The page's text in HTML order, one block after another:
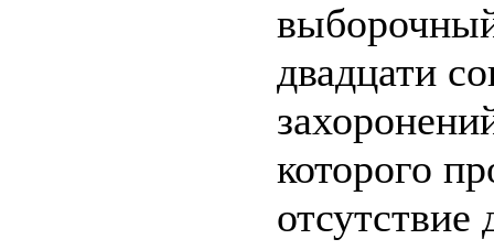
двадцати
которого